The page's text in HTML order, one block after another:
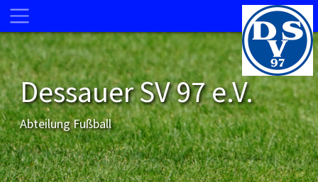
Dessauer SV 97 e.V.
Abteilung Fußball